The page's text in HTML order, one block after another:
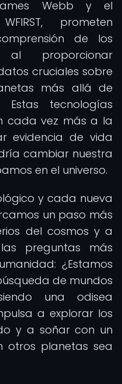
Webb y el
prometen
de los
al proporcionar
cruciales sobre
más allá de
Estas tecnologías
cada vez más a la
evidencia de vida
cambiar nuestra
en el universo.
y cada nueva
un paso más
del cosmos y a
preguntas más
¿Estamos
de mundos
una odisea
a explorar los
y a soñar con un
otros planetas sea